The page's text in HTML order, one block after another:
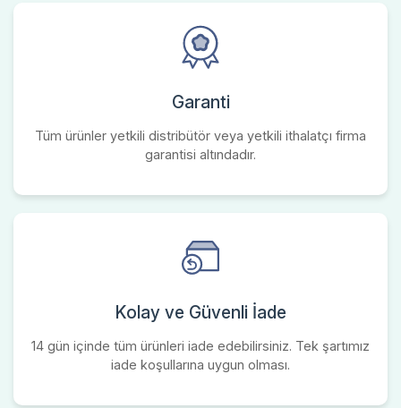
Garanti
Tüm ürünler yetkili distribütör veya yetkili ithalatçı firma
garantisi altındadır.
Kolay ve Güvenli İade
14 gün içinde tüm ürünleri iade edebilirsiniz. Tek şartımız
iade koşullarına uygun olması.